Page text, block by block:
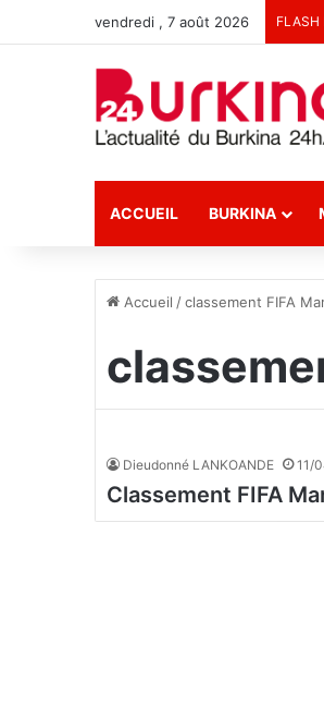
vendredi , 7 août 2026 FLASH
ACCUEIL BURKINA
Accueil /classement FIFA
Dieudonné LANKOANDE 11/
Classement FIFA